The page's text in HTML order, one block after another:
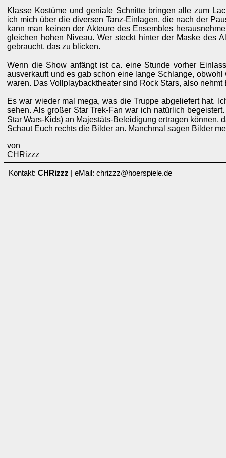
Klasse Kostüme und geniale Schnitte bringen alle zum
ich mich über die diversen Tanz-Einlagen, die nach der
kann man keinen der Akteure des Ensembles
gleichen hohen Niveau. Wer steckt hinter der Maske des
gebraucht, das zu blicken.
Wenn die Show anfängt ist ca. eine Stunde vorher
ausverkauft und es gab schon eine lange Schlange,
waren. Das Vollplaybacktheater sind Rock Stars, also nehmt
Es war wieder mal mega, was die Truppe abgeliefert hat.
sehen. Als großer Star Trek-Fan war ich natürlich
Star Wars-Kids) an Majestäts-Beleidigung ertragen können,
Schaut Euch rechts die Bilder an. Manchmal sagen Bilder
von
CHRizzz
Kontakt: CHRizzz | eMail: chrizzz@hoerspiele.de